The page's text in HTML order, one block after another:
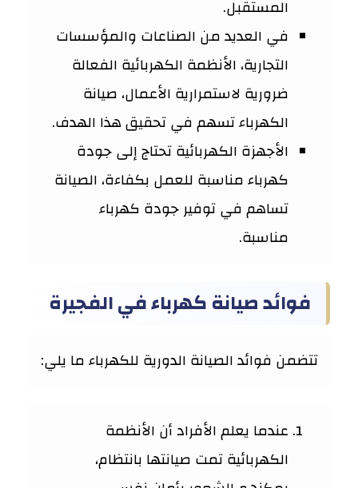
المستقبل.
في العديد من الصناعات والمؤسسات
التجارية، الأنظمة الكهربائية الفعالة
ضرورية لاستمرارية الأعمال، صيانة
الكهرباء تسهم في تحقيق هذا الهدف.
الأجهزة الكهربائية تحتاج إلى جودة
كهرباء مناسبة للعمل بكفاءة، الصيانة
تساهم في توفير جودة كهرباء
مناسبة.
فوائد صيانة كهرباء في الفجيرة
تتضمن فوائد الصيانة الدورية للكهرباء ما يلي:
عندما يعلم الأفراد أن الأنظمة
الكهربائية تمت صيانتها بانتظام،